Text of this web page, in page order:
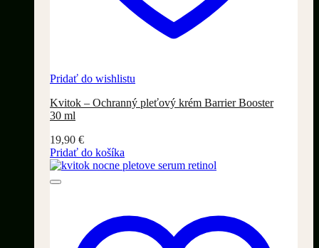
Pridať do wishlistu
Kvitok – Ochranný pleťový krém Barrier Booster
30 ml
19,90 €
Pridať do košíka